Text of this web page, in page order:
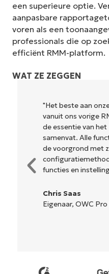
een superieure optie.
aanpasbare
voren als een
professionals die op
efficiënt RMM-platform.
WAT ZE ZEGGEN
"Het beste aan
vanuit ons vorige
de essentie van
samenvat. Alle
de voorgrond met
functies en
Chris Saas
Eigenaar, OWC Pro